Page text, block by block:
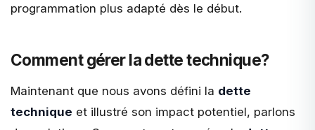
programmation plus adapté dès le début.
Comment gérer la dette technique?
Maintenant que nous avons défini la dette
technique et illustré son impact potentiel, parlons